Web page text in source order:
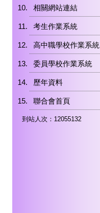
相關網站連結
考生作業系統
高中職學校作業系統
委員學校作業系統
歷年資料
聯合會首頁
到站人次：12055132